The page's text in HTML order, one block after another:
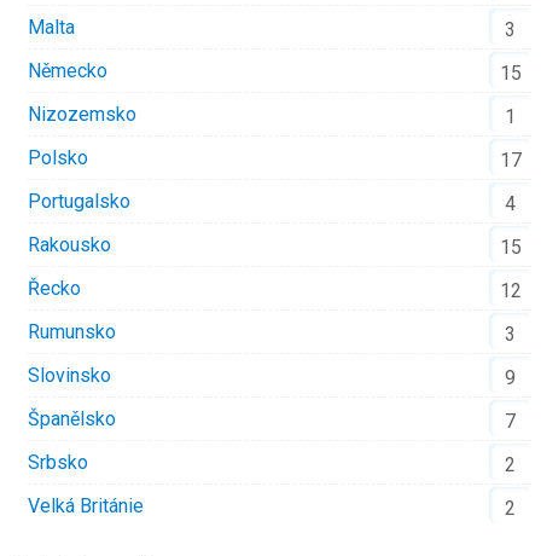
Malta
3
Německo
15
Nizozemsko
1
Polsko
17
Portugalsko
4
Rakousko
15
Řecko
12
Rumunsko
3
Slovinsko
9
Španělsko
7
Srbsko
2
Velká Británie
2